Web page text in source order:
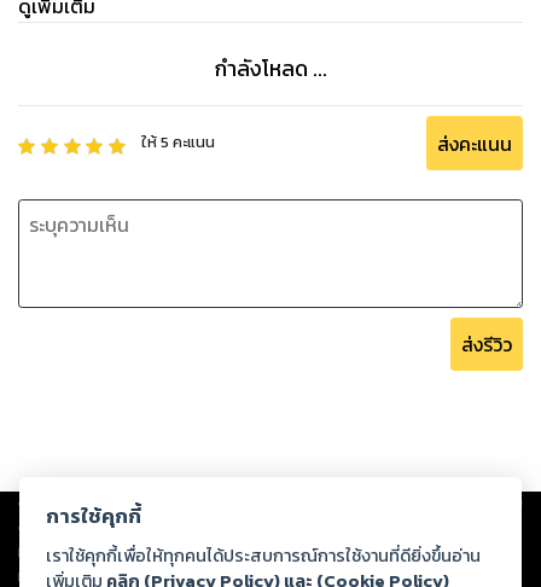
ดูเพิ่มเติม
กำลังโหลด ...
ให้5 คะแนน ส่งคะแนน
ส่งรีวิว
Copyright © 2026
ต่อผลงานหรือเนื้อหาใดที่อัปโหลดผ่านเว็บไซต์และปรากฏว่าละเมิดสิทธิใน
ทรัพย์สินทางปัญญาของบุคคลอื่นหรือขัดต่อกฎหมายและศีลธรรม ดังนั้น ผู้อ่าน
ทุกท่านโปรดใช้วิจารณญาณในการกลั่นกรองด้วยตนเอง และหากท่านพบว่าส่วน
การใช้คุกกี้
เราใช้คุกกี้เพื่อให้ทุกคนได้ประสบการณ์การใช้งานที่ดียิ่งขึ้นอ่าน
เพิ่มเติม คลิก (Privacy Policy) และ (Cookie Policy)